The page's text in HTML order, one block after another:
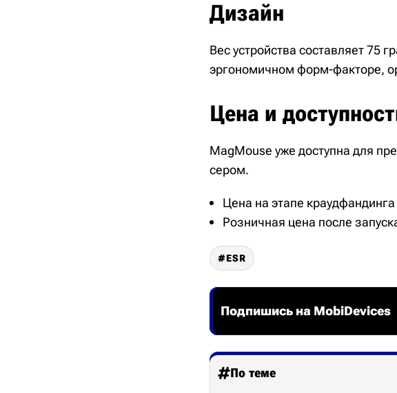
Дизайн
Вес устройства составляет 75
эргономичном форм-факторе,
Цена и
MagMouse уже доступна для
сером.
Цена на этапе краудфандинга
Розничная цена после
ESR
Подпишись на MobiDevices
По теме